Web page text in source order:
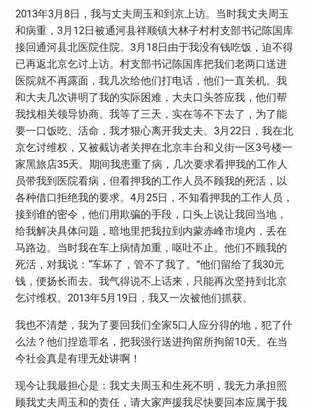
2013年3月 8日，我与丈夫周玉和到京上访。当时我丈夫周玉
和病重， 3月 12日被通河县祥顺镇大林子村村支部书记陈国库
接回通河县北医院住院。 3月 18日由于我没有钱吃饭，迫不得
已再返北京乞讨上访。村支部书记陈国库把我们老两口送进
医院就不再露面，我几次给他们打电话，他们一直关机。我
和大夫几次讲明了我的实际困难，大夫口头答应我，他们帮
我找相关领导协商。我等了三天，实在等不下去了，为了能
要一口饭吃、活命，我才狠心离开我丈夫。 3月22日，我在北
京乞讨维权，又被截访者关押在北京丰台和义街一区3号楼一
家黑旅店35天。期间我患重了病，几次要求看押我的工作人
员带我到医院看病，但看押我的工作人员不顾我的死活，以
各种借口拒绝我的要求。 4月25日，不知看押我的工作人员，
接到谁的密令，他们用欺骗的手段，口头上说让我回当地，
给我解决具体问题，暗地里把我拉到内蒙赤峰市境内，丢在
马路边。当时我在车上病情加重，呕吐不止。他们不顾我的
死活，对我说：“车坏了，管不了我了。”他们留给了我30元
钱，便扬长而去。我气得说不上话来，只能再次坚持到北京
乞讨维权。 2013年5月 19日，我又一次被他们抓获。
我也不清楚，我为了要回我们全家5口人应分得的地，犯了什
么法？他们捏造罪名，把我强行送进拘留所拘留10天。在当
今社会真是有理无处讲啊！
现今让我最担心是：我丈夫周玉和生死不明，我无力承担照
顾我丈夫周玉和的责任，请大家声援我尽快要回本应属于我